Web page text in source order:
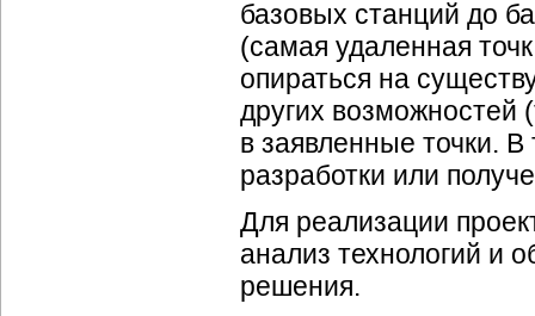
базовых станций до
(самая удаленная
опираться на
других возможностей
в заявленные точки.
разработки или
Для реализации
анализ технологий и
решения.